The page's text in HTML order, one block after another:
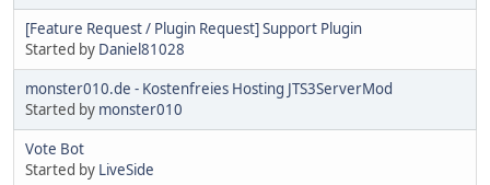
[Feature Request / Plugin Request] Support Plugin
Started by Daniel81028
monster010.de - Kostenfreies Hosting JTS3ServerMod
Started by monster010
Vote Bot
Started by LiveSide